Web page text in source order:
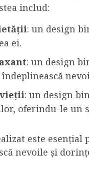
includ:
: un design
ei.
: un design
: un design
oferindu-le un
este
nevoile și